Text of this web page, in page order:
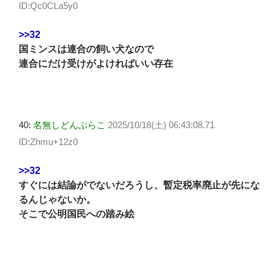
ID:Qc0CLa5y0
>>32
国ミンスは連合の飼い犬なので
連合にだけ受けがよければいい存在
40: 名無しどんぶらこ 2025/10/18(土) 06:43:08.71
ID:Zhmu+12z0
>>32
すぐには結論がでないだろうし、暫定税率廃止が先にな
るんじゃないか。
そこで公明国民への踏み絵